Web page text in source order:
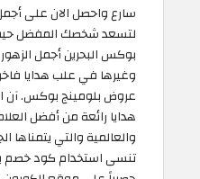
سارع واحصل الان على
لتسعد شخصك المفضل
بوكس البحرين أجمل
وغيرها في علب هدايا
عروض بلومينج بوكس. آن
هدايا رائعة من أفضل
والعالمية والتي يتمناها
تنسى استخدام كود خصم